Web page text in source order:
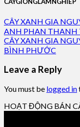
CAYGIONGLAMNGHIEP
CÂY XANH GIA
ANH PHAN THANH
CÂY XANH GIA
BÌNH PHƯỚC
Leave a Reply
You must be logged in
HOẠT ĐỘNG BÁN